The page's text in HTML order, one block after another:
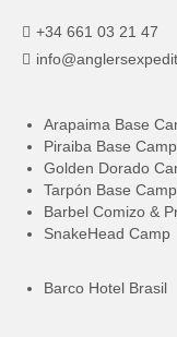
+34 661 03 21 47
Arapaima Base
Piraiba Base Camp
Golden Dorado
Tarpón Base Camp
Barbel Comizo &
SnakeHead Camp
Barco Hotel Brasil